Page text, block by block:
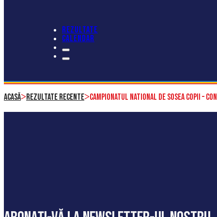
REZULTATE
CALENDAR
Acasă>Rezultate recente>Campionatul National de Sosea Copii –